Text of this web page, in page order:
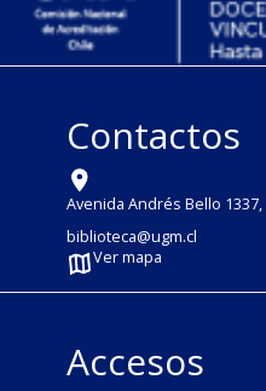
Contactos
Avenida Andrés Bello
biblioteca@ugm.cl
Ver mapa
Accesos